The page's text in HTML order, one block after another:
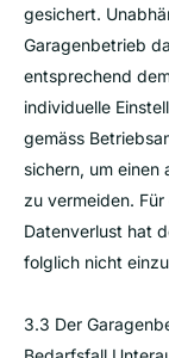
gesichert.
Garagenbetrieb
entsprechend
individuelle
gemäss
sichern, um einen
zu vermeiden.
Datenverlust hat
folglich nicht
3.3 Der